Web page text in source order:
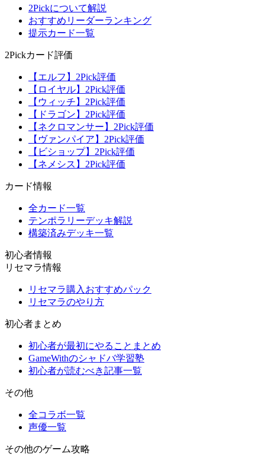
2Pickについて解説
おすすめリーダーランキング
提示カード一覧
2Pickカード評価
【エルフ】2Pick評価
【ロイヤル】2Pick評価
【ウィッチ】2Pick評価
【ドラゴン】2Pick評価
【ネクロマンサー】2Pick評価
【ヴァンパイア】2Pick評価
【ビショップ】2Pick評価
【ネメシス】2Pick評価
カード情報
全カード一覧
テンポラリーデッキ解説
構築済みデッキ一覧
初心者情報
リセマラ情報
リセマラ購入おすすめパック
リセマラのやり方
初心者まとめ
初心者が最初にやることまとめ
GameWithのシャドバ学習塾
初心者が読むべき記事一覧
その他
全コラボ一覧
声優一覧
その他のゲーム攻略